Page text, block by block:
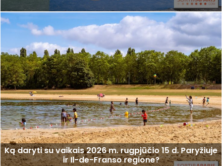
Ką daryti su vaikais 2026 m. rugpjūčio 15 d. Paryžiuje
ir Il-de-Franso regione?